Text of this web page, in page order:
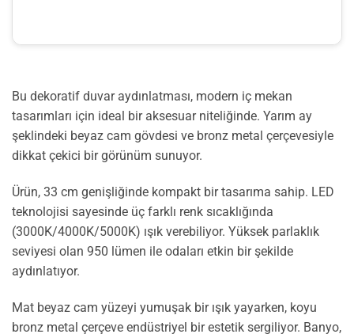
Bu dekoratif duvar aydınlatması, modern iç mekan
tasarımları için ideal bir aksesuar niteliğinde. Yarım ay
şeklindeki beyaz cam gövdesi ve bronz metal çerçevesiyle
dikkat çekici bir görünüm sunuyor.
Ürün, 33 cm genişliğinde kompakt bir tasarıma sahip. LED
teknolojisi sayesinde üç farklı renk sıcaklığında
(3000K/4000K/5000K) ışık verebiliyor. Yüksek parlaklık
seviyesi olan 950 lümen ile odaları etkin bir şekilde
aydınlatıyor.
Mat beyaz cam yüzeyi yumuşak bir ışık yayarken, koyu
bronz metal çerçeve endüstriyel bir estetik sergiliyor. Banyo,